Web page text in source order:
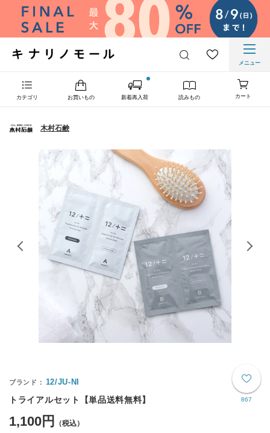
メニュー
カテゴリ お買いもの 新着再入荷 読みもの カート
木村石鹸
867
12/JU-NI
トライアルセット【単品送料無料】
1,100円